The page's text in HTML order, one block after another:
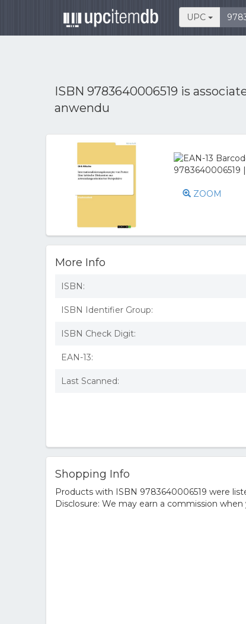
UPC
ISBN 9783640006519 is
anwendu
ZOOM
More Info
ISBN:
ISBN Identifier Group:
ISBN Check Digit:
EAN-13:
Last Scanned:
Shopping Info
Products with ISBN 9783640006519 were
Disclosure: We may earn a commission